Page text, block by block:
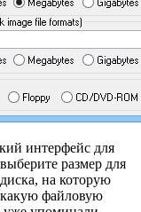
интерфейс для
размер для
на которую
какую файловую